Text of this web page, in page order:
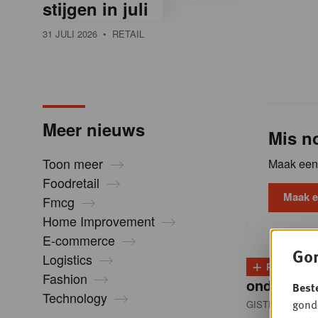
stijgen in juli
31 JULI 2026 • RETAIL
Meer nieuws
Toon meer
Foodretail
Fmcg
Home Improvement
E-commerce
Logistics
Fashion
Technology
Mis
Maak
Maak
+ PLUS
onder
GISTEREN